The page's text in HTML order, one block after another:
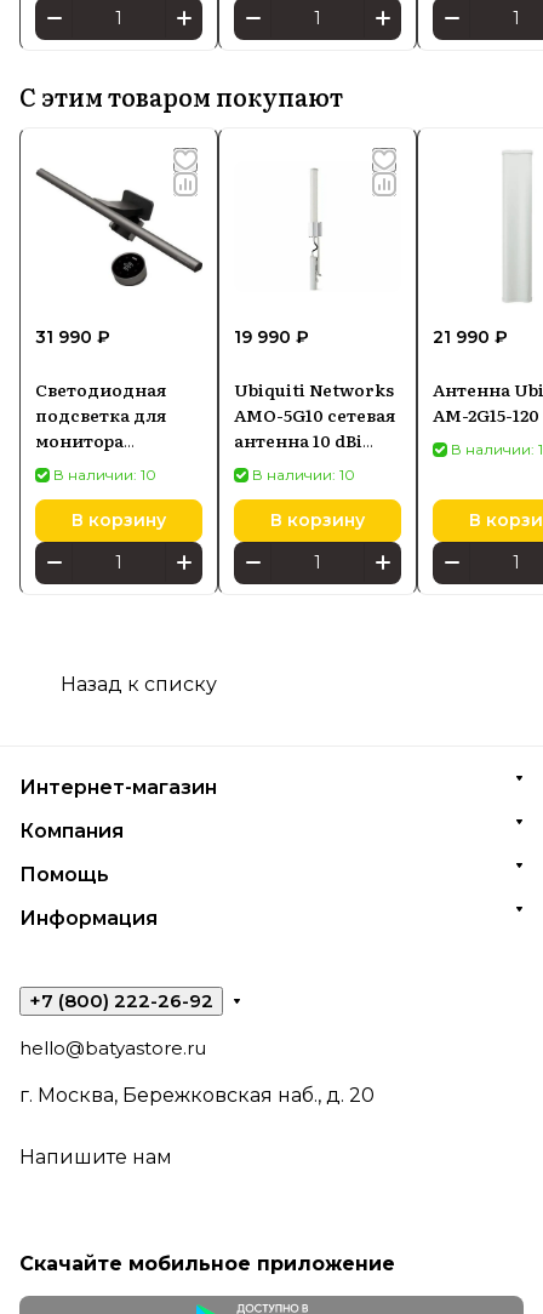
С этим товаром покупают
31 990 ₽
Светодиодная
подсветка для
монитора
SCREENBAR HALO
2
В наличии: 10
В корзину
19 990 ₽
Ubiquiti Networks
AMO-5G10 сетевая
антенна 10 dBi
Секторная
антенна
В наличии: 10
В корзину
21 990 ₽
Антенна
AM-2G15-120
В наличии:
В
Назад к списку
Интернет-магазин
Компания
Помощь
Информация
+7 (800) 222-26-92
hello@batyastore.ru
г. Москва, Бережковская наб., д. 20
Напишите нам
Скачайте мобильное приложение